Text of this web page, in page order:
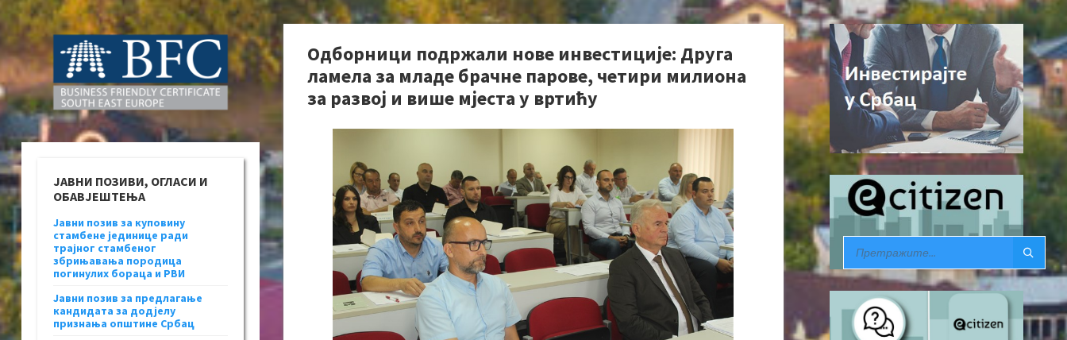
Одборници подржали нове инвестиције: Друга
ламела за младе брачне парове, четири милиона
за развој и више мјеста у вртићу
ЈАВНИ ПОЗИВИ, ОГЛАСИ И
ОБАВЈЕШТЕЊА
Јавни позив за куповину
стамбене јединице ради
трајног стамбеног
збрињавања породица
погинулих бораца и РВИ
Јавни позив за предлагање
кандидата за додјелу
признања општине Србац